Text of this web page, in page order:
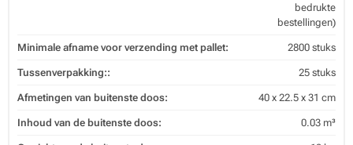
bedrukte
bestellingen)
Minimale afname voor verzending met pallet: 2800 stuks
Tussenverpakking:: 25 stuks
Afmetingen van buitenste doos: 40 x 22.5 x 31 cm
Inhoud van de buitenste doos: 0.03 m³